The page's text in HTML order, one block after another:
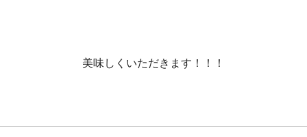
美味しくいただきます！！！